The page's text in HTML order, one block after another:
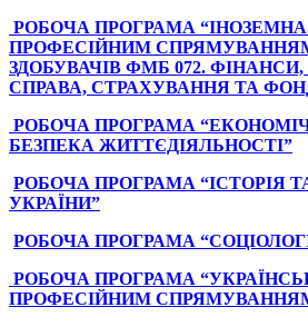
РОБОЧА ПРОГРАМА
ПРОФЕСІЙНИМ
ЗДОБУВАЧІВ ФМБ 072.
СПРАВА, СТРАХУВАННЯ ТА
РОБОЧА ПРОГРАМА
БЕЗПЕКА ЖИТТЄДІЯЛЬНОСТІ”
РОБОЧА ПРОГРАМА “ІСТОРІЯ
УКРАЇНИ”
РОБОЧА ПРОГРАМА
РОБОЧА ПРОГРАМА
ПРОФЕСІЙНИМ